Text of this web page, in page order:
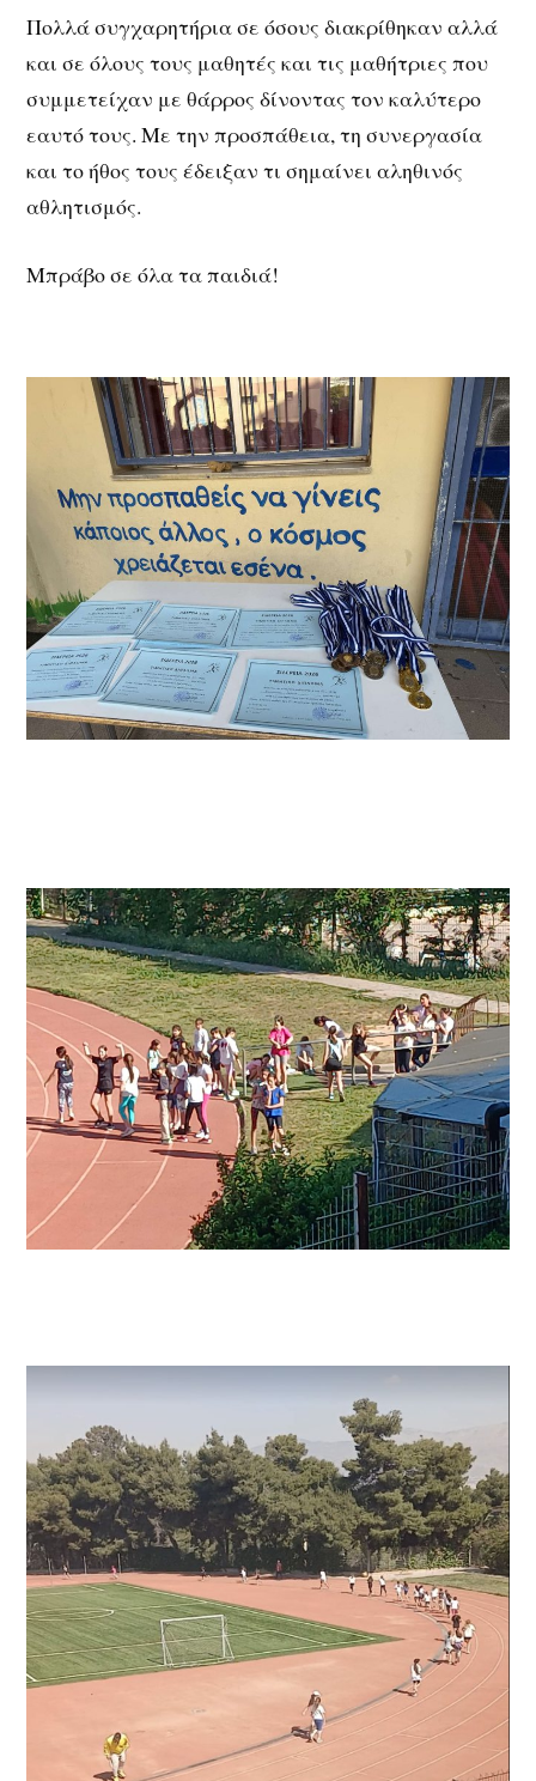
Πολλά συγχαρητήρια σε όσους διακρίθηκαν αλλά
και σε όλους τους μαθητές και τις μαθήτριες που
συμμετείχαν με θάρρος δίνοντας τον καλύτερο
εαυτό τους. Με την προσπάθεια, τη συνεργασία
και το ήθος τους έδειξαν τι σημαίνει αληθινός
αθλητισμός.
Μπράβο σε όλα τα παιδιά!